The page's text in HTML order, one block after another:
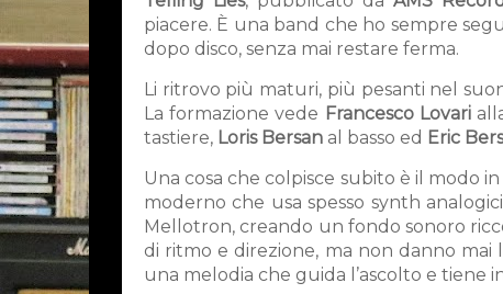
piacere. È una band che ho sempre
dopo disco, senza mai restare ferma.
Li ritrovo più maturi, più pesanti nel
La formazione vede Francesco Lovari
tastiere, Loris Bersan al basso ed Eric
Una cosa che colpisce subito è il modo
moderno che usa spesso synth
Mellotron, creando un fondo sonoro
di ritmo e direzione, ma non danno mai
una melodia che guida l’ascolto e tiene